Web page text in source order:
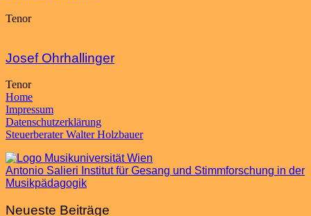
Tenor
Josef Ohrhallinger
Tenor
Home
Impressum
Datenschutzerklärung
Steuerberater Walter Holzbauer
Antonio Salieri Institut für Gesang und Stimmforschung in der
Musikpädagogik
Neueste Beiträge